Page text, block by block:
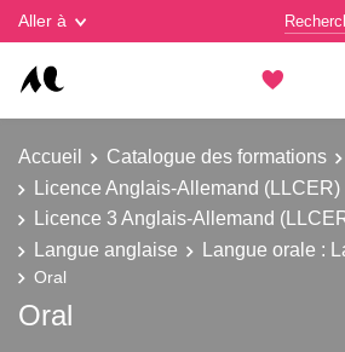
Aller à
Accueil Catalogue des formations
Licence Anglais-Allemand (LLCER)
Licence 3 Anglais-Allemand
Langue anglaise
Langue orale :
Oral
Oral
Gestion des cookies